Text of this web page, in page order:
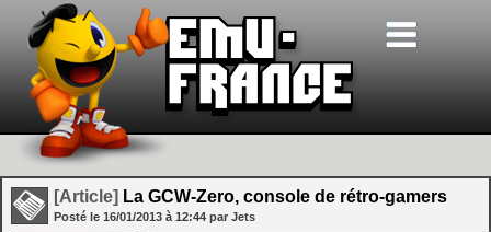
[Article] La GCW-Zero, console de rétro-gamers
Posté le 16/01/2013 à 12:44 par Jets